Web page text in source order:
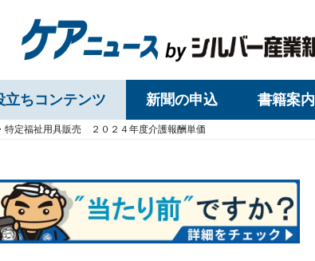
立ちコンテンツ 新聞の申込 書籍案内
特定福祉用具販売 ２０２４年度介護報酬単価